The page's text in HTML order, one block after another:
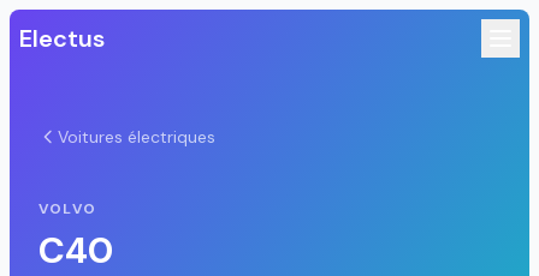
Electus
Voitures électriques
VOLVO
C40